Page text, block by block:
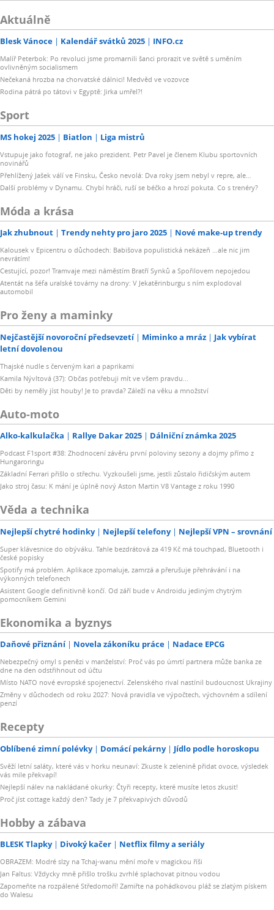
Aktuálně
Blesk Vánoce Kalendář svátků 2025 INFO.cz
Malíř Peterbok: Po revoluci jsme promarnili šanci prorazit ve světě s uměním
ovlivněným socialismem
Nečekaná hrozba na chorvatské dálnici! Medvěd ve vozovce
Rodina pátrá po tátovi v Egyptě: Jirka umřel?!
Sport
MS hokej 2025 Biatlon Liga mistrů
Vstupuje jako fotograf, ne jako prezident. Petr Pavel je členem Klubu sportovních
novinářů
Přehlížený Jašek válí ve Finsku, Česko nevolá: Dva roky jsem nebyl v repre, ale…
Další problémy v Dynamu. Chybí hráči, ruší se béčko a hrozí pokuta. Co s trenéry?
Móda a krása
Jak zhubnout Trendy nehty pro jaro 2025 Nové make-up trendy
Kalousek v Epicentru o důchodech: Babišova populistická nekázeň …ale nic jim
nevrátím!
Cestující, pozor! Tramvaje mezi náměstím Bratří Synků a Spořilovem nepojedou
Atentát na šéfa uralské továrny na drony: V Jekatěrinburgu s ním explodoval
automobil
Pro ženy a maminky
Nejčastější novoroční předsevzetí Miminko a mráz
Jak vybírat
letní dovolenou
Thajské nudle s červeným kari a paprikami
Kamila Nývltová (37): Občas potřebuji mít ve všem pravdu...
Děti by neměly jíst houby! Je to pravda? Záleží na věku a množství
Auto-moto
Alko-kalkulačka Rallye Dakar 2025 Dálniční známka 2025
Podcast F1sport #38: Zhodnocení závěru první poloviny sezony a dojmy přímo z
Hungaroringu
Základní Ferrari přišlo o střechu. Vyzkoušeli jsme, jestli zůstalo řidičským autem
Jako stroj času: K mání je úplně nový Aston Martin V8 Vantage z roku 1990
Věda a technika
Nejlepší chytré hodinky Nejlepší telefony Nejlepší VPN – srovnání
Super klávesnice do obýváku. Tahle bezdrátová za 419 Kč má touchpad, Bluetooth i
české popisky
Spotify má problém. Aplikace zpomaluje, zamrzá a přerušuje přehrávání i na
výkonných telefonech
Asistent Google definitivně končí. Od září bude v Androidu jediným chytrým
pomocníkem Gemini
Ekonomika a byznys
Daňové přiznání Novela zákoníku práce Nadace EPCG
Nebezpečný omyl s penězi v manželství: Proč vás po úmrtí partnera může banka ze
dne na den odstřihnout od účtu
Místo NATO nové evropské spojenectví. Zelenského rival nastínil budoucnost Ukrajiny
Změny v důchodech od roku 2027: Nová pravidla ve výpočtech, výchovném a sdílení
penzí
Recepty
Oblíbené zimní polévky Domácí pekárny Jídlo podle horoskopu
Svěží letní saláty, které vás v horku neunaví: Zkuste k zelenině přidat ovoce, výsledek
vás mile překvapí!
Nejlepší nálev na nakládané okurky: Čtyři recepty, které musíte letos zkusit!
Proč jíst cottage každý den? Tady je 7 překvapivých důvodů
Hobby a zábava
BLESK Tlapky Divoký kačer Netflix filmy a seriály
OBRAZEM: Modré slzy na Tchaj-wanu mění moře v magickou říši
Jan Faltus: Vždycky mně přišlo trošku zvrhlé splachovat pitnou vodou
Zapomeňte na rozpálené Středomoří! Zamiřte na pohádkovou pláž se zlatým pískem
do Walesu